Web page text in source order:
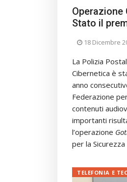
Operazione
Stato il
18 Dicembre
La Polizia
Cibernetica è
anno
Federazione
contenuti
importanti
l’operazione
per la
TELEFONIA E